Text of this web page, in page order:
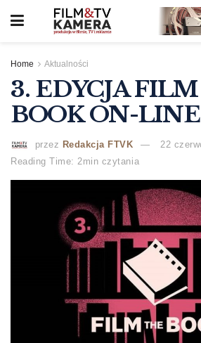
Home Aktualności
3. EDYCJA
BOOK ON-LINE
przez Redakcja FTVK
22
Reading Time: 2min czytania